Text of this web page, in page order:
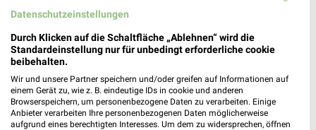
Vorwerk Angebote im aktuellen Prospekt für
Erfurt
Datenschutzeinstellungen
Durch Klicken auf die Schaltfläche „Ablehnen“ wird die
Standardeinstellung nur für unbedingt erforderliche cookie
beibehalten.
Wir und unsere Partner speichern und/oder greifen auf Informationen auf
einem Gerät zu, wie z. B. eindeutige IDs in cookie und anderen
Browserspeichern, um personenbezogene Daten zu verarbeiten. Einige
Anbieter verarbeiten Ihre personenbezogenen Daten möglicherweise
aufgrund eines berechtigten Interesses. Um dem zu widersprechen, öffnen